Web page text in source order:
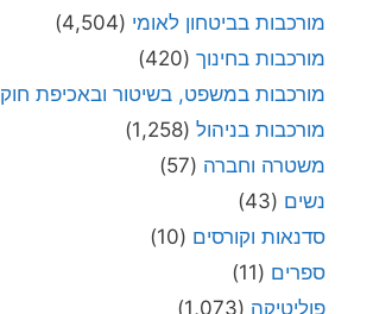
מורכבות בביטחון לאומי (4,504)
מורכבות בחינוך (420)
מורכבות במשפט, בשיטור ובאכיפת חוק
מורכבות בניהול (1,258)
משטרה וחברה (57)
נשים (43)
סדנאות וקורסים (10)
ספרים (11)
פוליטיקה (1,073)